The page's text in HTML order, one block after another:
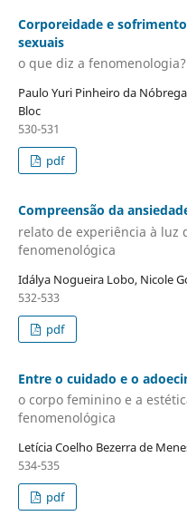
Corporeidade e
sexuais
o que diz a fenomenologia?
Paulo Yuri Pinheiro da
Bloc
530-531
pdf
Compreensão da
relato de experiência à luz
fenomenológica
Idálya Nogueira Lobo, Nicole
532-533
pdf
Entre o cuidado e o
o corpo feminino e a
fenomenológica
Letícia Coelho Bezerra de
534-535
pdf